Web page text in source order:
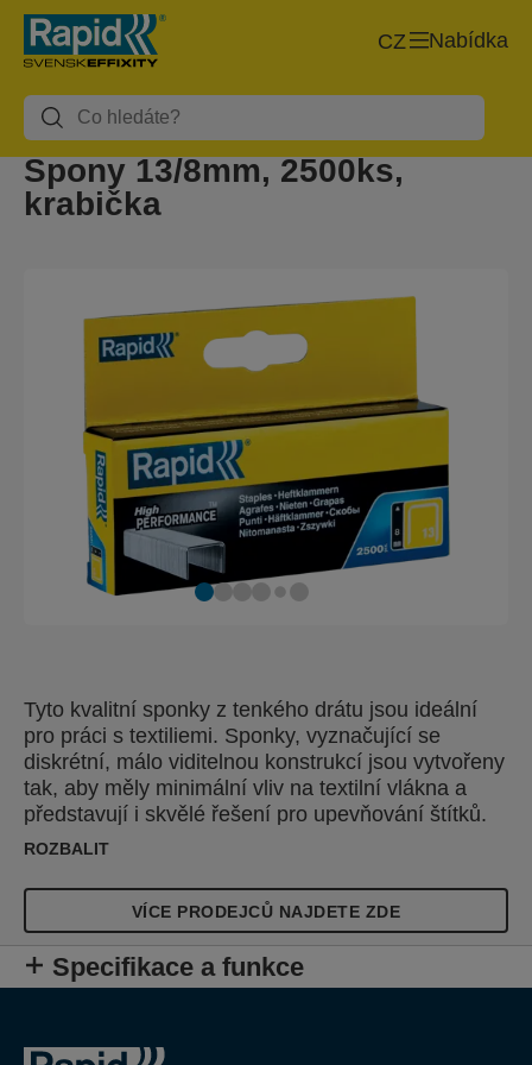
Nabídka
CZ
Spony 13/8mm, 2500ks,
krabička
Tyto kvalitní sponky z tenkého drátu jsou ideální
pro práci s textiliemi. Sponky, vyznačující se
diskrétní, málo viditelnou konstrukcí jsou vytvořeny
tak, aby měly minimální vliv na textilní vlákna a
představují i skvělé řešení pro upevňování štítků.
Noži
ROZBALIT
VÍCE PRODEJCŮ NAJDETE ZDE
Specifikace a funkce